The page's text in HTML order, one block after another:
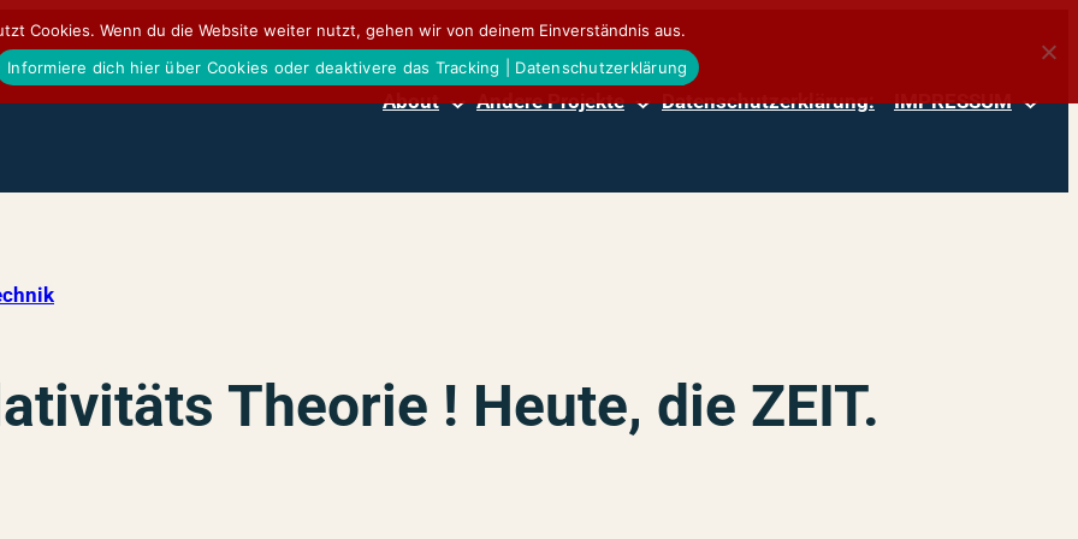
About Andere Projekte Datenschutzerklärung: IMPRESSUM
Theorie ! Heute, die ZEIT.
Cookies. Wenn du die Website weiter nutzt, gehen wir von deinem Einverständnis aus.
Informiere dich hier über Cookies oder deaktivere das Tracking | Datenschutzerklärung